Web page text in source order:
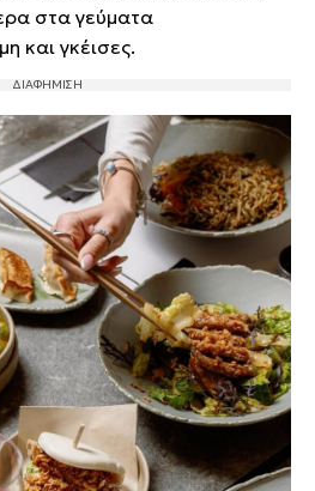
στα γεύματα
και γκέισες.